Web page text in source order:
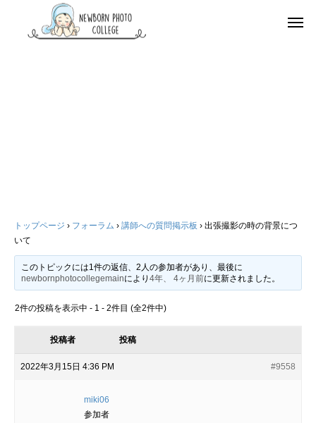
トップページ › フォーラム › 講師への質問掲示板 › 出張撮影の時の背景につ
いて
このトピックには1件の返信、2人の参加者があり、最後に
newbornphotocollegemainにより4年、 4ヶ月前に更新されました。
2件の投稿を表示中 - 1 - 2件目 (全2件中)
投稿者 投稿
2022年3月15日 4:36 PM #9558
miki06
参加者